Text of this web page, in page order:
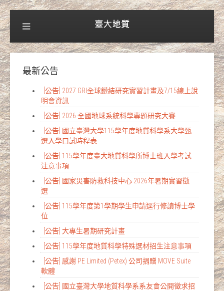
最新公告
[公告] 2027 GRI全球鏈結研究實習計畫及7/15線上說
明會資訊
[公告] 2026 全國地球系統科學專題研究大賽
[公告] 國立臺灣大學115學年度地質科學系大學甄
選入學口試時程表
[公告] 115學年度臺大地質科學所博士班入學考試
注意事項
[公告] 國家災害防救科技中心 2026年暑期實習徵
選
[公告] 115學年度第1學期學生申請逕行修讀博士學
位
[公告] 大專生暑期研究計畫
[公告] 115學年度地質科學特殊選材招生注意事項
[公告] 感謝 PE Limited (Petex) 公司捐贈 MOVE Suite
軟體
[公告] 國立臺灣大學地質科學系系友會公開徵求招